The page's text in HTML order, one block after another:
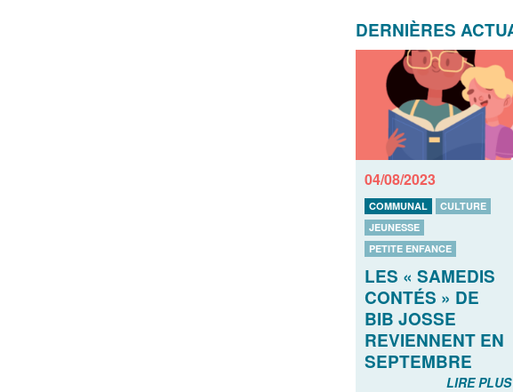
DERNIÈRES
04/08/2023
COMMUNAL
CULTURE
JEUNESSE
PETITE ENFANCE
LES « SAMEDIS
CONTÉS » DE
BIB JOSSE
REVIENNENT EN
SEPTEMBRE
LIRE PLUS